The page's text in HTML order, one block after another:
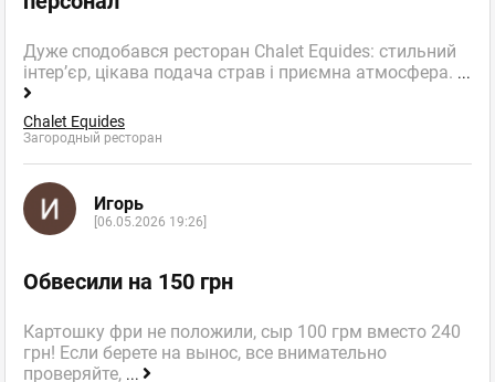
Дуже сподобався ресторан Chalet Equides: стильний
інтер’єр, цікава подача страв і приємна атмосфера. ...
Chalet Equides
Загородный ресторан
Игорь
[06.05.2026 19:26]
Обвесили на 150 грн
Картошку фри не положили, сыр 100 грм вместо 240
грн! Если берете на вынос, все внимательно
проверяйте, ...